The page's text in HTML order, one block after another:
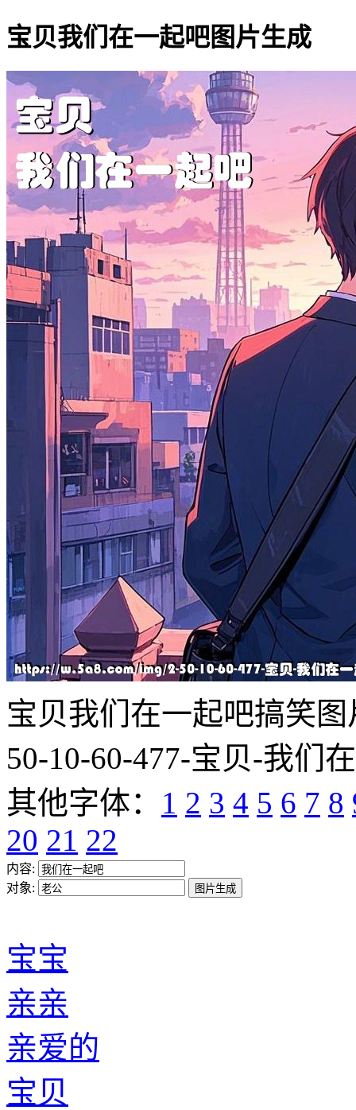
宝贝我们在一起吧图片生成
宝贝我们在一起吧搞笑图
50-10-60-477-宝贝-我们
其他字体： 1 2 3 4 5 6 7 8
20 21 22
内容:
对象:
宝宝
亲亲
亲爱的
宝贝